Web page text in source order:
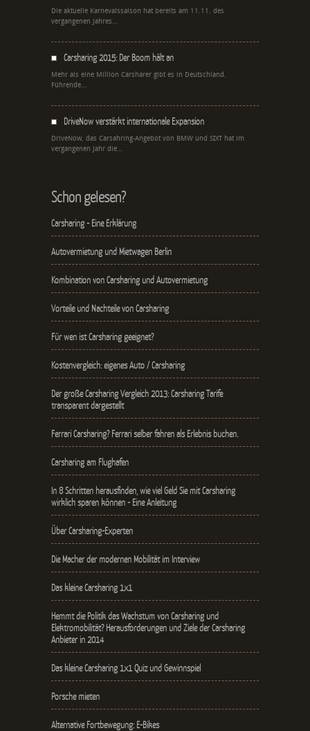
Die aktuelle Karnevalssaison hat bereits am 11.11. des
vergangenen Jahres...
Carsharing 2015: Der Boom hält an
Mehr als eine Million Carsharer gibt es in Deutschland.
Führende...
DriveNow verstärkt internationale Expansion
DriveNow, das Carsahring-Angebot von BMW und SIXT hat im
vergangenen Jahr die...
Schon gelesen?
Carsharing - Eine Erklärung
Autovermietung und Mietwagen Berlin
Kombination von Carsharing und Autovermietung
Vorteile und Nachteile von Carsharing
Für wen ist Carsharing geeignet?
Kostenvergleich: eigenes Auto / Carsharing
Der große Carsharing Vergleich 2013: Carsharing Tarife
transparent dargestellt
Ferrari Carsharing? Ferrari selber fahren als Erlebnis buchen.
Carsharing am Flughafen
In 8 Schritten herausfinden, wie viel Geld Sie mit Carsharing
wirklich sparen können - Eine Anleitung
Über Carsharing-Experten
Die Macher der modernen Mobilität im Interview
Das kleine Carsharing 1x1
Hemmt die Politik das Wachstum von Carsharing und
Elektromobilität? Herausforderungen und Ziele der Carsharing
Anbieter in 2014
Das kleine Carsharing 1x1 Quiz und Gewinnspiel
Porsche mieten
Alternative Fortbewegung: E-Bikes